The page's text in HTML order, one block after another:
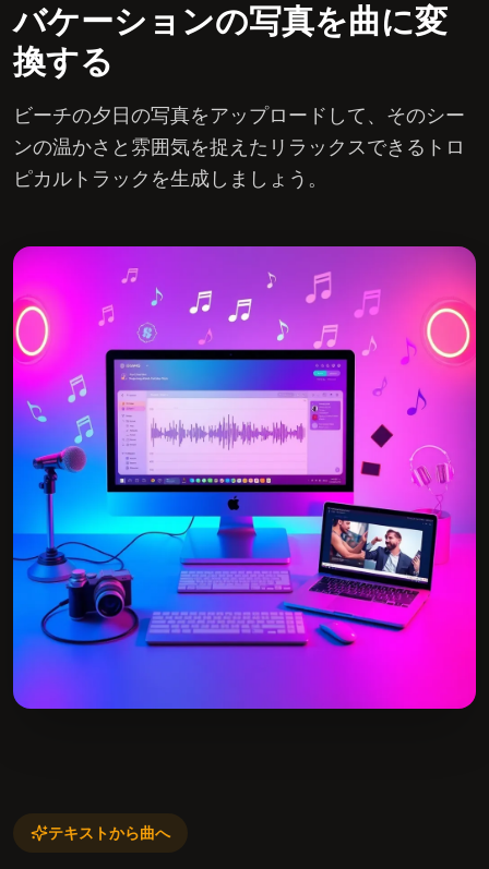
バケーションの写真を曲に変
換する
ビーチの夕日の写真をアップロードして、そのシー
ンの温かさと雰囲気を捉えたリラックスできるトロ
ピカルトラックを生成しましょう。
テキストから曲へ